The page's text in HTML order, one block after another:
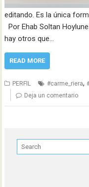
editando. Es la única
Por Ehab Soltan
hay otros que…
READ MORE
PERFIL #carme_riera,
Deja un comentario